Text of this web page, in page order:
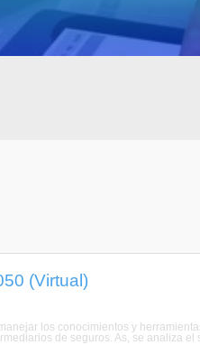
(Virtual)
los conocimientos y
de seguros. As, se analiza